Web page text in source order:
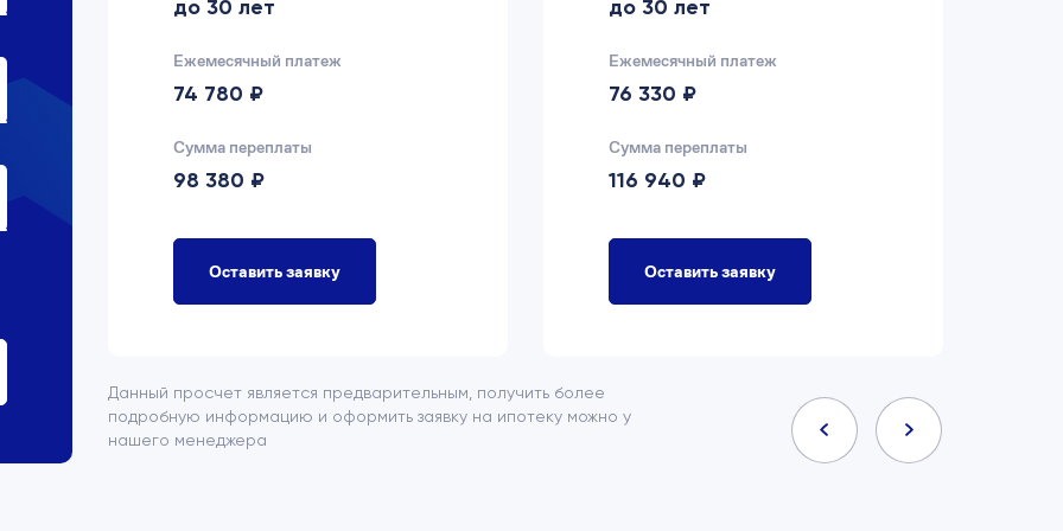
до 30 лет
Ежемесячный платеж
74 780 ₽
Сумма переплаты
98 380 ₽
Оставить заявку
до 30 лет
Ежемесячный платеж
76 330 ₽
Сумма переплаты
116 940 ₽
Оставить заявку
Данный просчет является предварительным, получить более
подробную информацию и оформить заявку на ипотеку можно у
нашего менеджера